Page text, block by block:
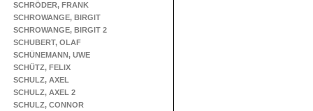
SCHRÖDER, FRANK
SCHROWANGE, BIRGIT
SCHROWANGE, BIRGIT 2
SCHUBERT, OLAF
SCHÜNEMANN, UWE
SCHÜTZ, FELIX
SCHULZ, AXEL
SCHULZ, AXEL 2
SCHULZ, CONNOR